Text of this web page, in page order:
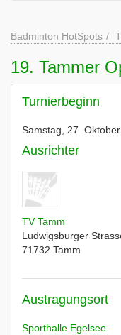
Badminton HotSpots
19. Tammer
Turnierbeginn
Samstag, 27.
Ausrichter
TV Tamm
Ludwigsburger
71732 Tamm
Austragungsort
Sporthalle Egelsee